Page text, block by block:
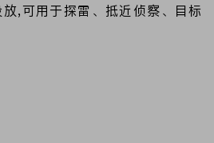
,可用于探雷、抵近侦察、目标